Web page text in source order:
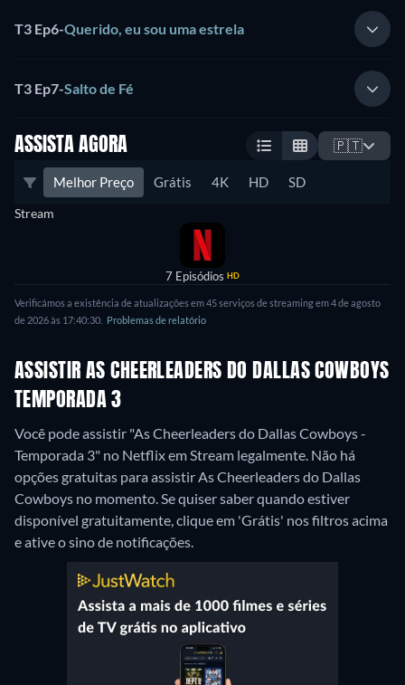
T3 Ep6-Querido, eu sou uma estrela
T3 Ep7-Salto de Fé
ASSISTA AGORA 🇵🇹
Melhor Preço Grátis 4K HD SD
Stream
7 Episódios HD
Verificámos a existência de atualizações em 45 serviços de streaming em 4 de agosto
de 2026 às 17:40:30.
Problemas de relatório
ASSISTIR AS CHEERLEADERS DO DALLAS COWBOYS
TEMPORADA 3
Você pode assistir "As Cheerleaders do Dallas Cowboys -
Temporada 3" no Netflix em Stream legalmente. Não há
opções gratuitas para assistir As Cheerleaders do Dallas
Cowboys no momento. Se quiser saber quando estiver
disponível gratuitamente, clique em 'Grátis' nos filtros acima
e ative o sino de notificações.